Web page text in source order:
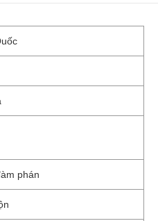
phán